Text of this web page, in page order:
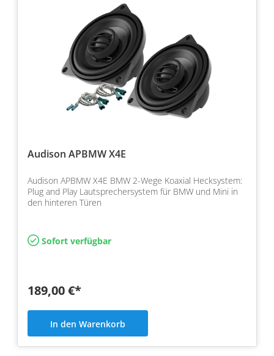
Audison APBMW X4E
Audison APBMW X4E BMW 2-Wege Koaxial Hecksystem:
Plug and Play Lautsprechersystem für BMW und Mini in
den hinteren Türen
Sofort verfügbar
189,00 €*
In den Warenkorb